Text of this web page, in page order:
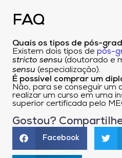
FAQ
Quais os tipos de pós-
Existem dois tipos de pós-
stricto sensu (doutorado e
sensu (especialização).
É possível comprar um
Não, para se conseguir um
realizar um curso em uma
superior certificada pelo
Gostou?
Facebook